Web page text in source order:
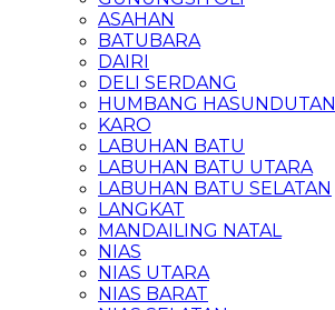
ASAHAN
BATUBARA
DAIRI
DELI SERDANG
HUMBANG HASUNDUTAN
KARO
LABUHAN BATU
LABUHAN BATU UTARA
LABUHAN BATU SELATAN
LANGKAT
MANDAILING NATAL
NIAS
NIAS UTARA
NIAS BARAT